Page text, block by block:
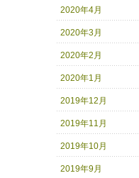
2020年4月
2020年3月
2020年2月
2020年1月
2019年12月
2019年11月
2019年10月
2019年9月